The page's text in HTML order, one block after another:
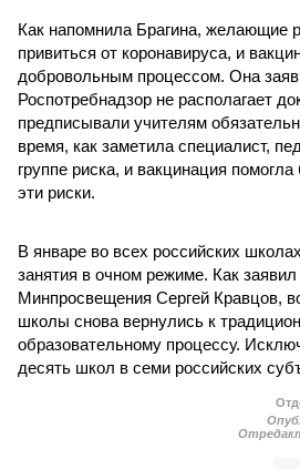
Как напомнила Брагина, желающие
привиться от коронавируса, и
добровольным процессом. Она
Роспотребнадзор не располагает
предписывали учителям
время, как заметила специалист,
группе риска, и вакцинация
эти риски.
В январе во всех российских
занятия в очном режиме. Как заявил
Минпросвещения Сергей Кравцов,
школы снова вернулись к
образовательному процессу.
десять школ в семи российских